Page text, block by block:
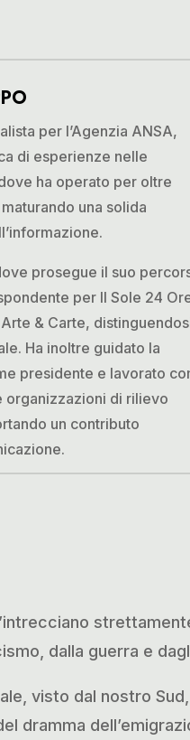
per l’Agenzia ANSA,
di esperienze nelle
ha operato per oltre
una solida
prosegue il suo
per Il Sole 24
& Carte,
Ha inoltre guidato la
presidente e lavorato
organizzazioni di rilievo
un contributo
dalla guerra e
visto dal nostro
dramma